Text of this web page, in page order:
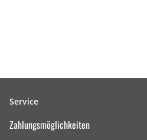
Service
Zahlungsmöglichkeiten